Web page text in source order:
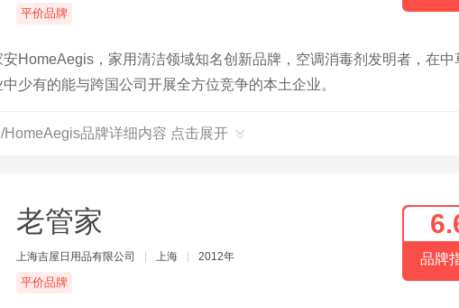
平价品牌
HomeAegis，家用清洁领域知名创新品牌，空调消毒剂发明者，在中
少有的能与跨国公司开展全方位竞争的本土企业。
HomeAegis品牌详细内容 点击展开
老管家
上海吉屋日用品有限公司 上海 2012年
平价品牌
品牌